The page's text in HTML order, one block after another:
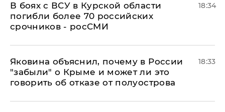
В боях с ВСУ в Курской области
погибли более 70 российских
срочников - росСМИ
18:34
Яковина объяснил, почему в России
"забыли" о Крыме и может ли это
говорить об отказе от полуострова
18:33